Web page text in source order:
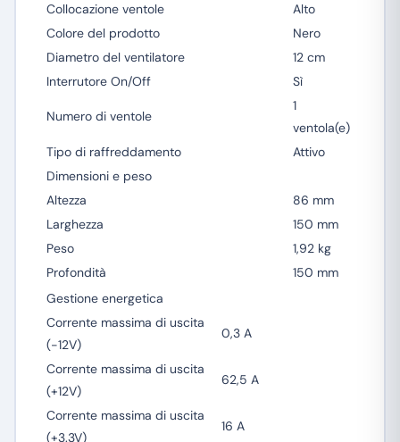
Collocazione ventole
Alto
Colore del prodotto
Nero
Diametro del ventilatore
12 cm
Interrutore On/Off
Sì
Numero di ventole
1
ventola(e)
Tipo di raffreddamento
Attivo
Dimensioni e peso
Altezza
86 mm
Larghezza
150 mm
Peso
1,92 kg
Profondità
150 mm
Gestione energetica
Corrente massima di uscita
(-12V)
0,3 A
Corrente massima di uscita
(+12V)
62,5 A
Corrente massima di uscita
(+3.3V)
16 A